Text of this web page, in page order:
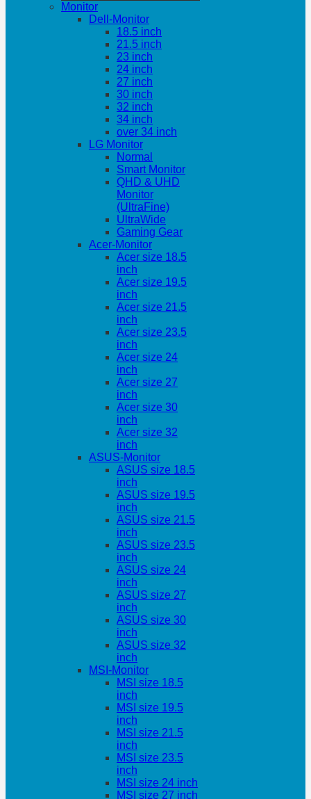
Monitor
Dell-Monitor
18.5 inch
21.5 inch
23 inch
24 inch
27 inch
30 inch
32 inch
34 inch
over 34 inch
LG Monitor
Normal
Smart Monitor
QHD & UHD
Monitor
(UltraFine)
UltraWide
Gaming Gear
Acer-Monitor
Acer size 18.5
inch
Acer size 19.5
inch
Acer size 21.5
inch
Acer size 23.5
inch
Acer size 24
inch
Acer size 27
inch
Acer size 30
inch
Acer size 32
inch
ASUS-Monitor
ASUS size 18.5
inch
ASUS size 19.5
inch
ASUS size 21.5
inch
ASUS size 23.5
inch
ASUS size 24
inch
ASUS size 27
inch
ASUS size 30
inch
ASUS size 32
inch
MSI-Monitor
MSI size 18.5
inch
MSI size 19.5
inch
MSI size 21.5
inch
MSI size 23.5
inch
MSI size 24 inch
MSI size 27 inch